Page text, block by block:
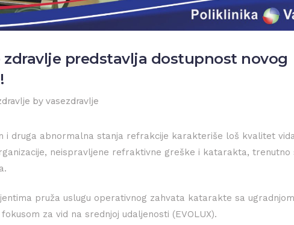
zdravlje predstavlja dostupnost novog
by vasezdravlje
i druga abnormalna stanja refrakcije karakteriše loš kvalitet
neispravljene refraktivne greške i katarakta, trenutno
pruža uslugu operativnog zahvata katarakte sa
za vid na srednjoj udaljenosti (EVOLUX).